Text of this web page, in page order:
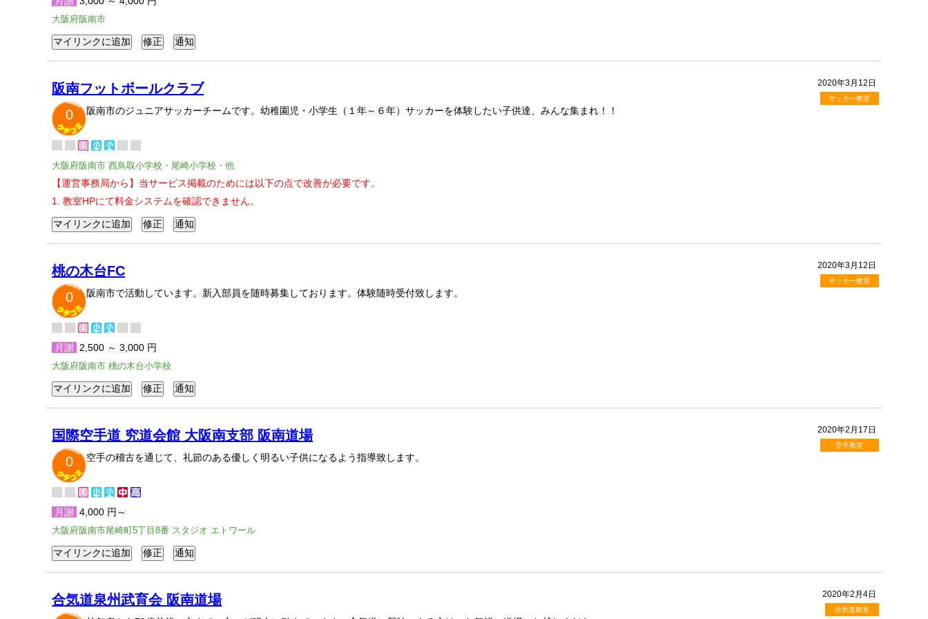
大阪府阪南市
2020年3月12日
サッカー教室
阪南フットボールクラブ
0
阪南市のジュニアサッカーチームです。幼稚園児・小学生（１年～６年）サッカーを体験したい子供達、みんな集まれ！！
大阪府阪南市 西鳥取小学校・尾崎小学校・他
【運営事務局から】当サービス掲載のためには以下の点で改善が必要です。
1. 教室HPにて料金システムを確認できません。
2020年3月12日
サッカー教室
桃の木台FC
0
阪南市で活動しています。新入部員を随時募集しております。体験随時受付致します。
月謝 2,500 ～ 3,000 円
大阪府阪南市 桃の木台小学校
2020年2月17日
空手教室
国際空手道 究道会館 大阪南支部 阪南道場
0
空手の稽古を通じて、礼節のある優しく明るい子供になるよう指導致します。
月謝 4,000 円～
大阪府阪南市尾崎町5丁目8番 スタジオ エトワール
2020年2月4日
合気道教室
合気道泉州武育会 阪南道場